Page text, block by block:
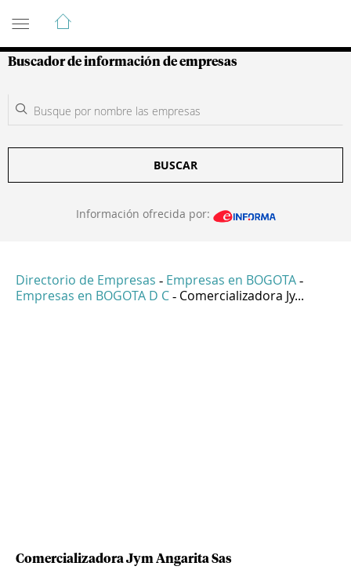
Guía de Empresas Colombianas
Buscador de información de empresas
BUSCAR
Información ofrecida por:
Directorio de Empresas - Empresas en BOGOTA -
Empresas en BOGOTA D C - Comercializadora Jy...
Comercializadora Jym Angarita Sas